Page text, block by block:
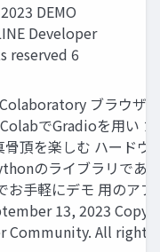
DEMO
Developer
reserved 6
ブラウザ
でGradioを用い
頂を楽しむ ハードウ
のライブラリであ
お手軽にデモ 用のアプ
13, 2023
Community. All rights